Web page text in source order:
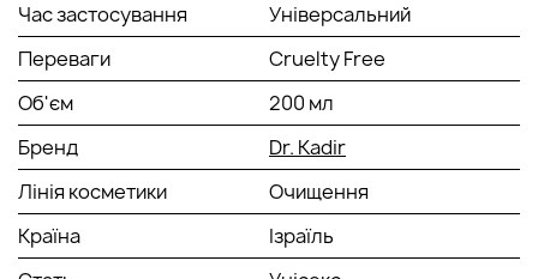
Екстракт вівса-пом'якшує і заспокоює шкіру.
Сечовина-здатна витягати вологу з глибоких шарів
шкіри і переміщати ближче до верхнього шару
епідермісу.
Молочна кислота для особи - або Lactic Acid-
делікатний кератолитик, володіє самим м'яким і
щадним впливом в порівнянні з іншими фруктовими
кислотами.
СПОСІБ ЗАСТОСУВАННЯ:
Час застосування
Універсальний
Переваги
Cruelty Free
Об'єм
200 мл
Бренд
Dr. Kadir
Лінія косметики
Очищення
Країна
Ізраїль